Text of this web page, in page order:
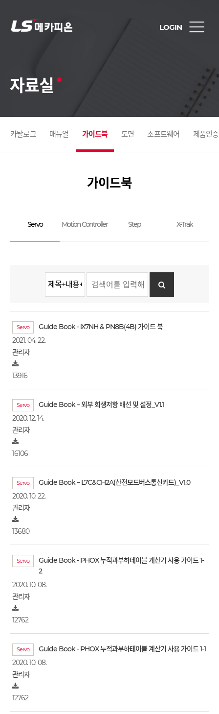
LOGIN
자료실
카탈로그 매뉴얼 가이드북 도면 소프트웨어 제품인
가이드북
Servo Motion Controller Step X-Trak
Servo
Guide Book - iX7NH & PN8B(4B) 가이드 북
2021. 04. 22.
관리자
13916
Servo
Guide Book – 외부 회생저항 배선 및 설정_V1.1
2020. 12. 14.
관리자
16106
Servo
Guide Book – L7C&CH2A(산전모드버스통신카드)_V1.0
2020. 10. 22.
관리자
13680
Servo
Guide Book - PHOX 누적과부하테이블 계산기 사용 가이드 1-
2
2020. 10. 08.
관리자
12762
Servo
Guide Book - PHOX 누적과부하테이블 계산기 사용 가이드 1-1
2020. 10. 08.
관리자
12762